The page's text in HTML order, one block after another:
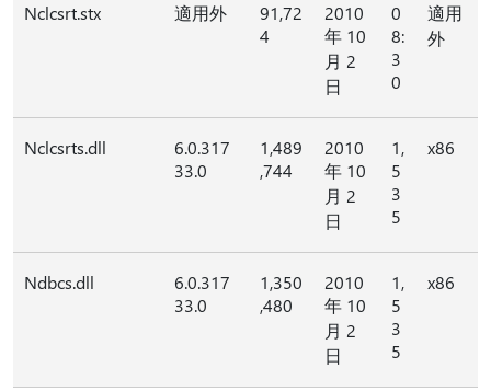
Nclcsrt.stx 適用外
91,72
4
2010
年 10
月 2
日
0
8:
3
0
適用
外
Nclcsrts.dll
6.0.317
33.0
1,489
,744
2010
年 10
月 2
日
1,
5
3
5
x86
Ndbcs.dll
6.0.317
33.0
1,350
,480
2010
年 10
月 2
日
1,
5
3
5
x86